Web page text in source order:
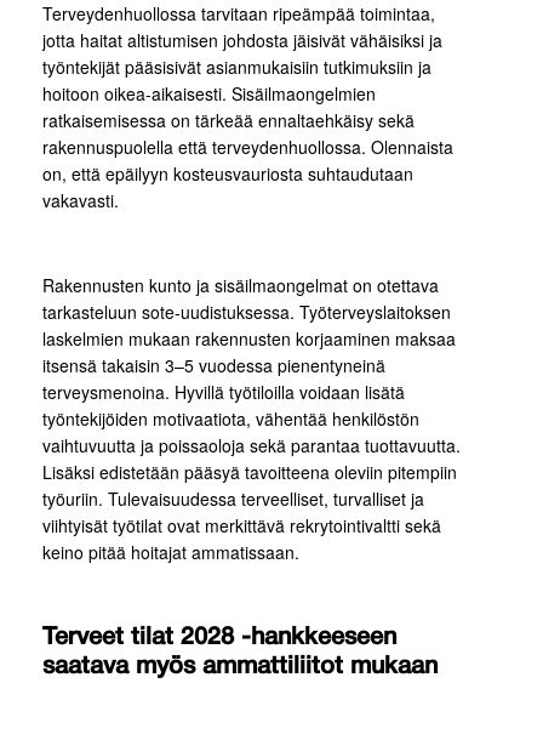
Terveydenhuollossa tarvitaan ripeämpää toimintaa,
jotta haitat altistumisen johdosta jäisivät vähäisiksi ja
työntekijät pääsisivät asianmukaisiin tutkimuksiin ja
hoitoon oikea-aikaisesti. Sisäilmaongelmien
ratkaisemisessa on tärkeää ennaltaehkäisy sekä
rakennuspuolella että terveydenhuollossa. Olennaista
on, että epäilyyn kosteusvauriosta suhtaudutaan
vakavasti.
Rakennusten kunto ja sisäilmaongelmat on otettava
tarkasteluun sote-uudistuksessa. Työterveyslaitoksen
laskelmien mukaan rakennusten korjaaminen maksaa
itsensä takaisin 3–5 vuodessa pienentyneinä
terveysmenoina. Hyvillä työtiloilla voidaan lisätä
työntekijöiden motivaatiota, vähentää henkilöstön
vaihtuvuutta ja poissaoloja sekä parantaa tuottavuutta.
Lisäksi edistetään pääsyä tavoitteena oleviin pitempiin
työuriin. Tulevaisuudessa terveelliset, turvalliset ja
viihtyisät työtilat ovat merkittävä rekrytointivaltti sekä
keino pitää hoitajat ammatissaan.
Terveet tilat 2028 -hankkeeseen
saatava myös ammattiliitot mukaan